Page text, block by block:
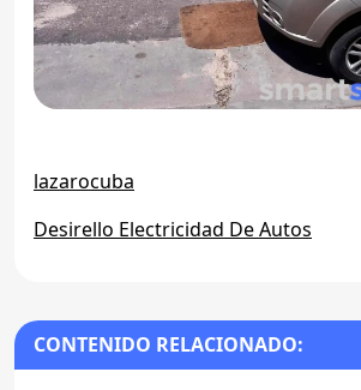
lazarocuba
Desirello Electricidad De Autos
CONTENIDO RELACIONADO: